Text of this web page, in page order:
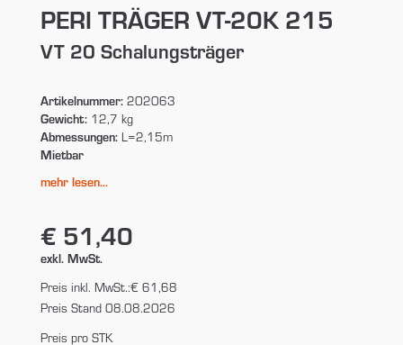
PERI TRÄGER VT-20K 215
VT 20 Schalungsträger
Artikelnummer:202063
Gewicht:12,7 kg
Abmessungen:L=2,15m
Mietbar
mehr lesen...
€ 51,40
exkl. MwSt.
Preis inkl. MwSt.:€ 61,68
Preis Stand 08.08.2026
Preis pro STK